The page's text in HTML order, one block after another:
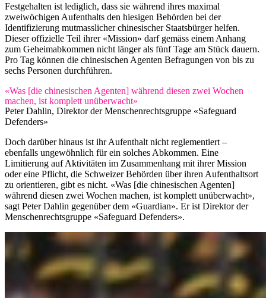
Festgehalten ist lediglich, dass sie während ihres maximal
zweiwöchigen Aufenthalts den hiesigen Behörden bei der
Identifizierung mutmasslicher chinesischer Staatsbürger helfen.
Dieser offizielle Teil ihrer «Mission» darf gemäss einem Anhang
zum Geheimabkommen nicht länger als fünf Tage am Stück dauern.
Pro Tag können die chinesischen Agenten Befragungen von bis zu
sechs Personen durchführen.
«Was [die chinesischen Agenten] während diesen zwei Wochen
machen, ist komplett unüberwacht»
Peter Dahlin, Direktor der Menschenrechtsgruppe «Safeguard
Defenders»
Doch darüber hinaus ist ihr Aufenthalt nicht reglementiert –
ebenfalls ungewöhnlich für ein solches Abkommen. Eine
Limitierung auf Aktivitäten im Zusammenhang mit ihrer Mission
oder eine Pflicht, die Schweizer Behörden über ihren Aufenthaltsort
zu orientieren, gibt es nicht. «Was [die chinesischen Agenten]
während diesen zwei Wochen machen, ist komplett unüberwacht»,
sagt Peter Dahlin gegenüber dem «Guardian». Er ist Direktor der
Menschenrechtsgruppe «Safeguard Defenders».